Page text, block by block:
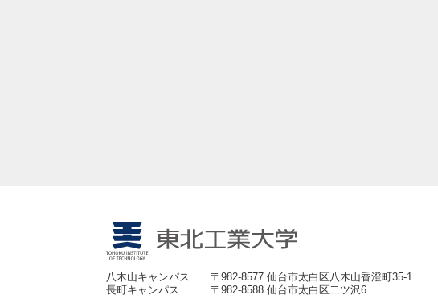
八木山キャンパス
〒982-8577 仙台市太白区八木山香澄町35-1
長町キャンパス
〒982-8588 仙台市太白区二ツ沢6